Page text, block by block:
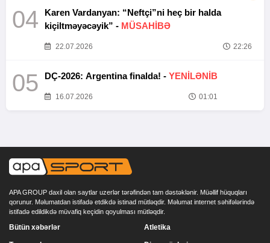
04
Karen Vardanyan: “Neftçi”ni heç bir halda
kiçiltməyəcəyik” - MÜSAHİBƏ
22.07.2026 22:26
05 DÇ-2026: Argentina finalda! - YENİLƏNİB
16.07.2026 01:01
APA GROUP daxil olan saytlar uzerlər tərəfindən tam dəstəklənir. Müəllif hüquqları
qorunur. Məlumatdan istifadə etdikdə istinad mütləqdir. Məlumat internet səhifələrində
istifadə edildikdə müvafiq keçidin qoyulması mütləqdir.
Bütün xəbərlər Atletika